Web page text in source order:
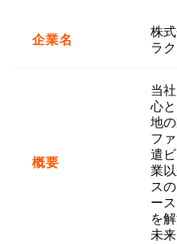
企業名
株
ラ
概要
当
心
地
フ
遣
業
ス
ー
を
未